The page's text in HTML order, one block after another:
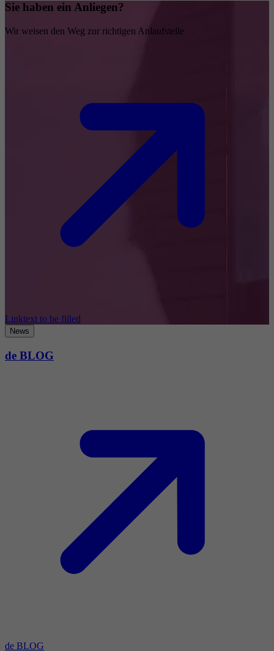
Sie haben ein Anliegen?
Wir weisen den Weg zur richtigen Anlaufstelle
Linktext to be filled
News
de BLOG
de BLOG